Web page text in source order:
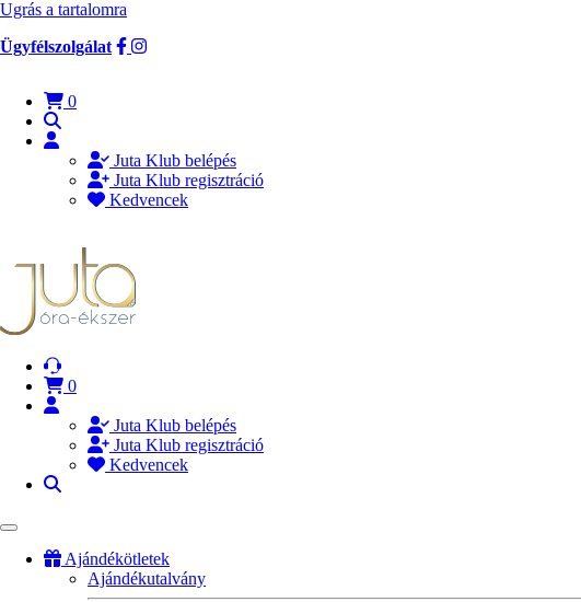
Ugrás a tartalomra
Ügyfélszolgálat
0
Juta Klub belépés
Juta Klub regisztráció
Kedvencek
0
Juta Klub belépés
Juta Klub regisztráció
Kedvencek
Ajándékötletek
Ajándékutalvány